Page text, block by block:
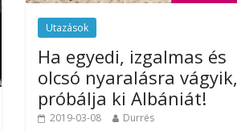
Utazások
Ha egyedi, izgalmas és
olcsó nyaralásra vágyik,
próbálja ki Albániát!
2019-03-08 Durrës